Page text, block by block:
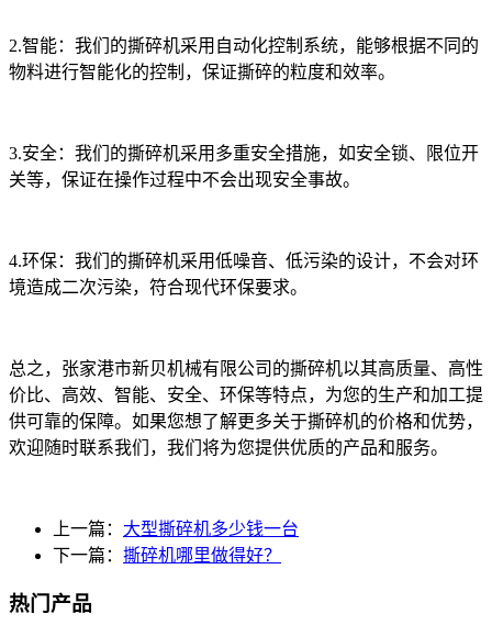
2.智能：我们的撕碎机采用自动化控制系统，能够根据不同的
物料进行智能化的控制，保证撕碎的粒度和效率。
3.安全：我们的撕碎机采用多重安全措施，如安全锁、限位开
关等，保证在操作过程中不会出现安全事故。
4.环保：我们的撕碎机采用低噪音、低污染的设计，不会对环
境造成二次污染，符合现代环保要求。
总之，张家港市新贝机械有限公司的撕碎机以其高质量、高性
价比、高效、智能、安全、环保等特点，为您的生产和加工提
供可靠的保障。如果您想了解更多关于撕碎机的价格和优势，
欢迎随时联系我们，我们将为您提供优质的产品和服务。
上一篇： 大型撕碎机多少钱一台
下一篇： 撕碎机哪里做得好？
热门产品